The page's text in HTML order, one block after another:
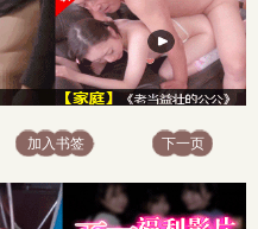
加入书签 下一页